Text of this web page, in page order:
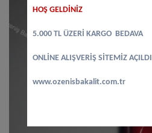
HOŞ GELDİNİZ
5.000 TL ÜZERİ KARGO BEDAVA
ONLİNE ALIŞVERİŞ SİTEMİZ AÇILDI
www.ozenisbakalit.com.tr